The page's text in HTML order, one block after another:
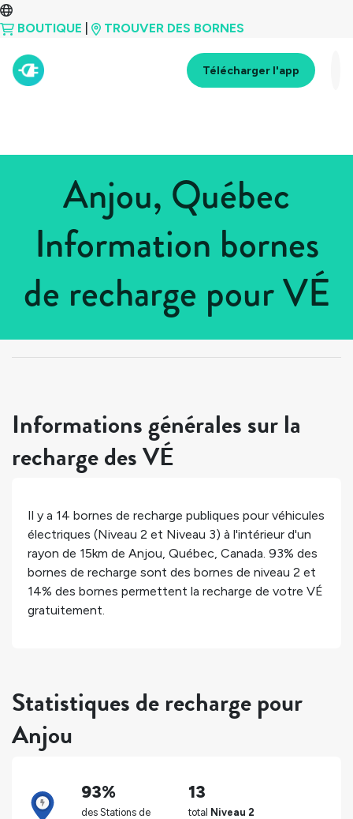
BOUTIQUE TROUVER DES BORNES
Télécharger l'app
Anjou, Québec
Information bornes
de recharge pour VÉ
> Québec
Informations générales sur la
recharge des VÉ
Il y a 14 bornes de recharge publiques pour véhicules
électriques (Niveau 2 et Niveau 3) à l'intérieur d'un
rayon de 15km de Anjou, Québec, Canada. 93% des
bornes de recharge sont des bornes de niveau 2 et
14% des bornes permettent la recharge de votre VÉ
gratuitement.
Statistiques de recharge pour
Anjou
93%
des Stations de
13
total Niveau 2